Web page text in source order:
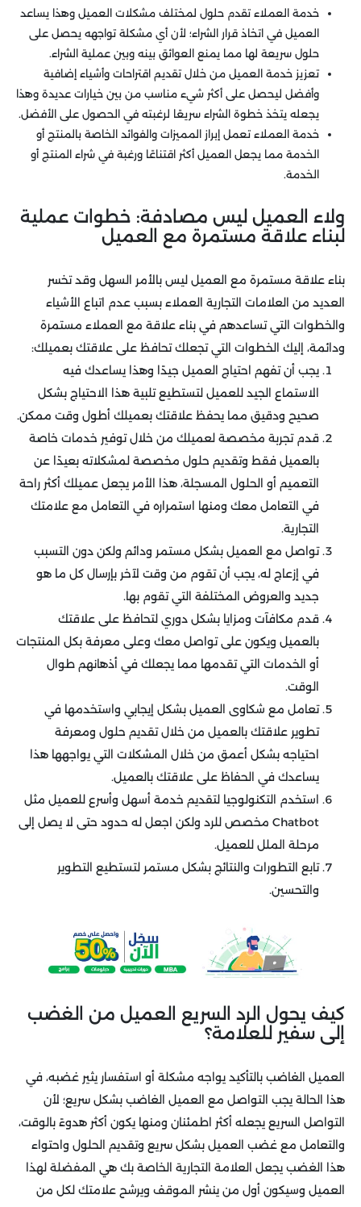
خدمة العملاء تقدم حلول لمختلف مشكلات العميل وهذا يساعد
العميل في اتخاذ قرار الشراء؛ لأن أي مشكلة تواجهه يحصل على
حلول سريعة لها مما يمنع العوائق بينه وبين عملية الشراء.
تعزيز خدمة العميل من خلال تقديم اقتراحات وأشياء إضافية
وأفضل ليحصل على أكثر شيء مناسب من بين خيارات عديدة وهذا
يجعله يتخذ خطوة الشراء سريعًا لرغبته في الحصول على الأفضل.
خدمة العملاء تعمل إبراز المميزات والفوائد الخاصة بالمنتج أو
الخدمة مما يجعل العميل أكثر اقتناعًا ورغبة في شراء المنتج أو
الخدمة.
ولاء العميل ليس مصادفة: خطوات عملية
لبناء علاقة مستمرة مع العميل
بناء علاقة مستمرة مع العميل ليس بالأمر السهل وقد تخسر
العديد من العلامات التجارية العملاء بسبب عدم اتباع الأشياء
والخطوات التي تساعدهم في بناء علاقة مع العملاء مستمرة
ودائمة، إليك الخطوات التي تجعلك تحافظ على علاقتك بعميلك:
يجب أن تفهم احتياج العميل جيدًا وهذا يساعدك فيه
الاستماع الجيد للعميل لتستطيع تلبية هذا الاحتياج بشكل
صحيح ودقيق مما يحفظ علاقتك بعميلك أطول وقت ممكن.
قدم تجربة مخصصة لعميلك من خلال توفير خدمات خاصة
بالعميل فقط وتقديم حلول مخصصة لمشكلاته بعيدًا عن
التعميم أو الحلول المسجلة، هذا الأمر يجعل عميلك أكثر راحة
في التعامل معك ومنها استمراره في التعامل مع علامتك
التجارية.
تواصل مع العميل بشكل مستمر ودائم ولكن دون التسبب
في إزعاج له، يجب أن تقوم من وقت لآخر بإرسال كل ما هو
جديد والعروض المختلفة التي تقوم بها.
قدم مكافآت ومزايا بشكل دوري لتحافظ على علاقتك
بالعميل ويكون على تواصل معك وعلى معرفة بكل المنتجات
أو الخدمات التي تقدمها مما يجعلك في أذهانهم طوال
الوقت.
تعامل مع شكاوى العميل بشكل إيجابي واستخدمها في
تطوير علاقتك بالعميل من خلال تقديم حلول ومعرفة
احتياجه بشكل أعمق من خلال المشكلات التي يواجهها هذا
يساعدك في الحفاظ على علاقتك بالعميل.
استخدم التكنولوجيا لتقديم خدمة أسهل وأسرع للعميل مثل
Chatbot مخصص للرد ولكن اجعل له حدود حتى لا يصل إلى
مرحلة الملل للعميل.
تابع التطورات والنتائج بشكل مستمر لتستطيع التطوير
والتحسين.
كيف يحول الرد السريع العميل من الغضب
إلى سفير للعلامة؟
العميل الغاضب بالتأكيد يواجه مشكلة أو استفسار يثير غضبه، في
هذا الحالة يجب التواصل مع العميل الغاضب بشكل سريع؛ لأن
التواصل السريع يجعله أكثر اطمئنان ومنها يكون أكثر هدوءً بالوقت،
والتعامل مع غضب العميل بشكل سريع وتقديم الحلول واحتواء
هذا الغضب يجعل العلامة التجارية الخاصة بك هي المفضلة لهذا
العميل وسيكون أول من ينشر الموقف ويرشح علامتك لكل من